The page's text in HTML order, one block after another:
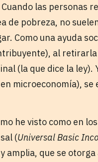
las personas
de pobreza, no
Como una ayuda
al
(la que dice la
microeconomía), se
he visto como en
(Universal Basic
amplia, que se